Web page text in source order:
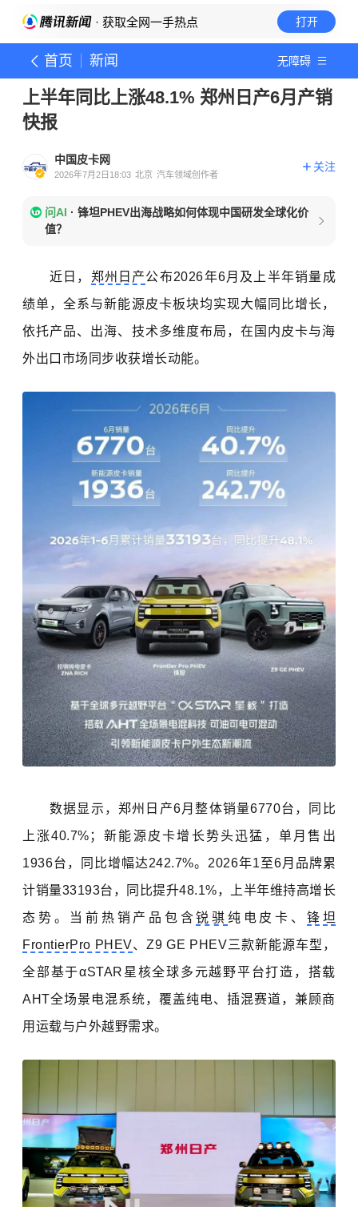
· 获取全网一手热点 打开
首页 新闻 无障碍
上半年同比上涨48.1% 郑州日产6月产销
快报
中国皮卡网
2026年7月2日18:03 北京 汽车领域创作者
关注
问AI · 锋坦PHEV出海战略如何体现中国研发全球化价
值？
近日， 郑州日产公布2026年6月及上半年销量成
绩单，全系与新能源皮卡板块均实现大幅同比增长，
依托产品、出海、技术多维度布局，在国内皮卡与海
外出口市场同步收获增长动能。
数据显示，郑州日产6月整体销量6770台，同比
上涨40.7%；新能源皮卡增长势头迅猛，单月售出
1936台，同比增幅达242.7%。2026年1至6月品牌累
计销量33193台，同比提升48.1%，上半年维持高增长
态势。当前热销产品包含锐骐 纯电皮卡、 锋坦
FrontierPro PHEV、Z9 GE PHEV三款新能源车型，
全部基于αSTAR星核全球多元越野平台打造，搭载
AHT全场景电混系统，覆盖纯电、插混赛道，兼顾商
用运载与户外越野需求。